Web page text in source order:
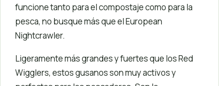
funcione tanto para el compostaje como para la
pesca, no busque más que el European
Nightcrawler.
Ligeramente más grandes y fuertes que los Red
Wigglers, estos gusanos son muy activos y